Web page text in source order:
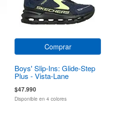
Comprar
Boys' Slip-Ins: Glide-Step
Plus - Vista-Lane
$47.990
Disponible en 4 colores